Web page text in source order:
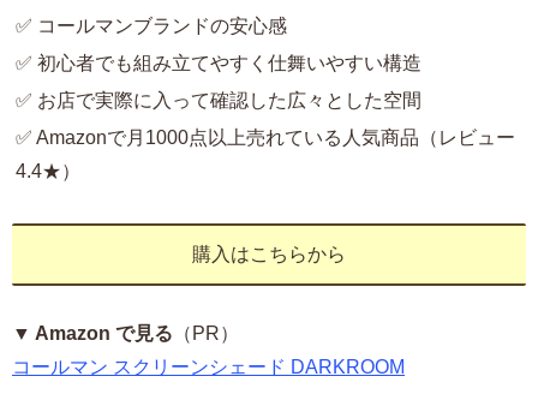
✅ コールマンブランドの安心感
✅ 初心者でも組み立てやすく仕舞いやすい構造
✅ お店で実際に入って確認した広々とした空間
✅ Amazonで月1000点以上売れている人気商品（レビュー
4.4★）
購入はこちらから
▼ Amazon で見る （PR）
コールマン スクリーンシェード DARKROOM